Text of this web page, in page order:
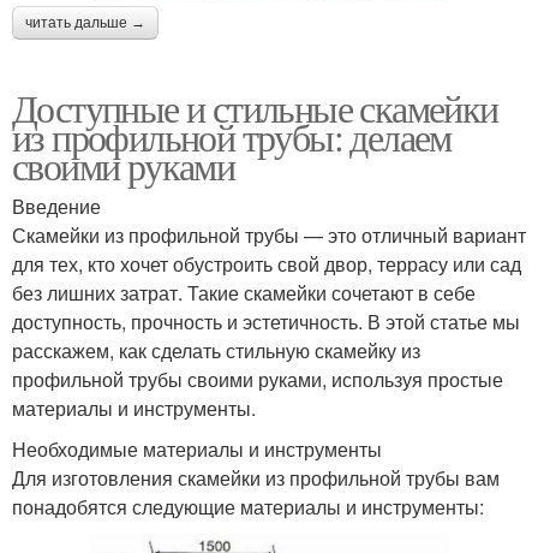
читать дальше →
Доступные и стильные скамейки
из профильной трубы: делаем
своими руками
Введение
Скамейки из профильной трубы — это отличный вариант
для тех, кто хочет обустроить свой двор, террасу или сад
без лишних затрат. Такие скамейки сочетают в себе
доступность, прочность и эстетичность. В этой статье мы
расскажем, как сделать стильную скамейку из
профильной трубы своими руками, используя простые
материалы и инструменты.
Необходимые материалы и инструменты
Для изготовления скамейки из профильной трубы вам
понадобятся следующие материалы и инструменты: